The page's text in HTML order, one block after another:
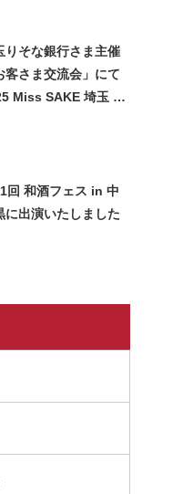
りそな銀行さま主催
客さま交流会」にて
Miss SAKE 埼玉 石
回 和酒フェス in 中
に出演いたしました